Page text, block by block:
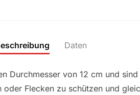
Daten
Durchmesser von 12 cm und
oder Flecken zu schützen und